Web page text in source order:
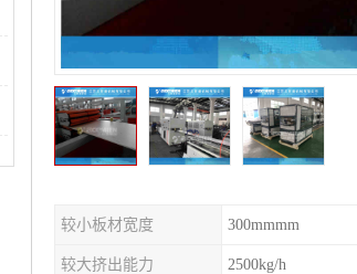
较小板材宽度 300mmmm
较大挤出能力 2500kg/h